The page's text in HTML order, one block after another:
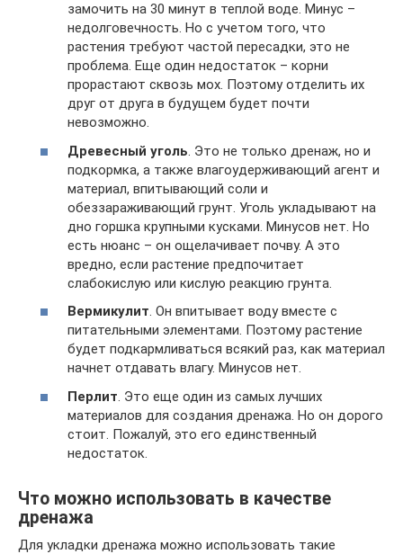
замочить на 30 минут в теплой воде. Минус –
недолговечность. Но с учетом того, что
растения требуют частой пересадки, это не
проблема. Еще один недостаток – корни
прорастают сквозь мох. Поэтому отделить их
друг от друга в будущем будет почти
невозможно.
Древесный уголь. Это не только дренаж, но и
подкормка, а также влагоудерживающий агент и
материал, впитывающий соли и
обеззараживающий грунт. Уголь укладывают на
дно горшка крупными кусками. Минусов нет. Но
есть нюанс – он ощелачивает почву. А это
вредно, если растение предпочитает
слабокислую или кислую реакцию грунта.
Вермикулит. Он впитывает воду вместе с
питательными элементами. Поэтому растение
будет подкармливаться всякий раз, как материал
начнет отдавать влагу. Минусов нет.
Перлит. Это еще один из самых лучших
материалов для создания дренажа. Но он дорого
стоит. Пожалуй, это его единственный
недостаток.
Что можно использовать в качестве
дренажа
Для укладки дренажа можно использовать такие